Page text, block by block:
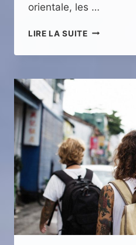
orientale, les …
LIRE LA SUITEROAD
À
EN
:
ITINÉRAIRE
ENTRE
MASCATE,
LES
WADIS
ET
LE
DÉSERT